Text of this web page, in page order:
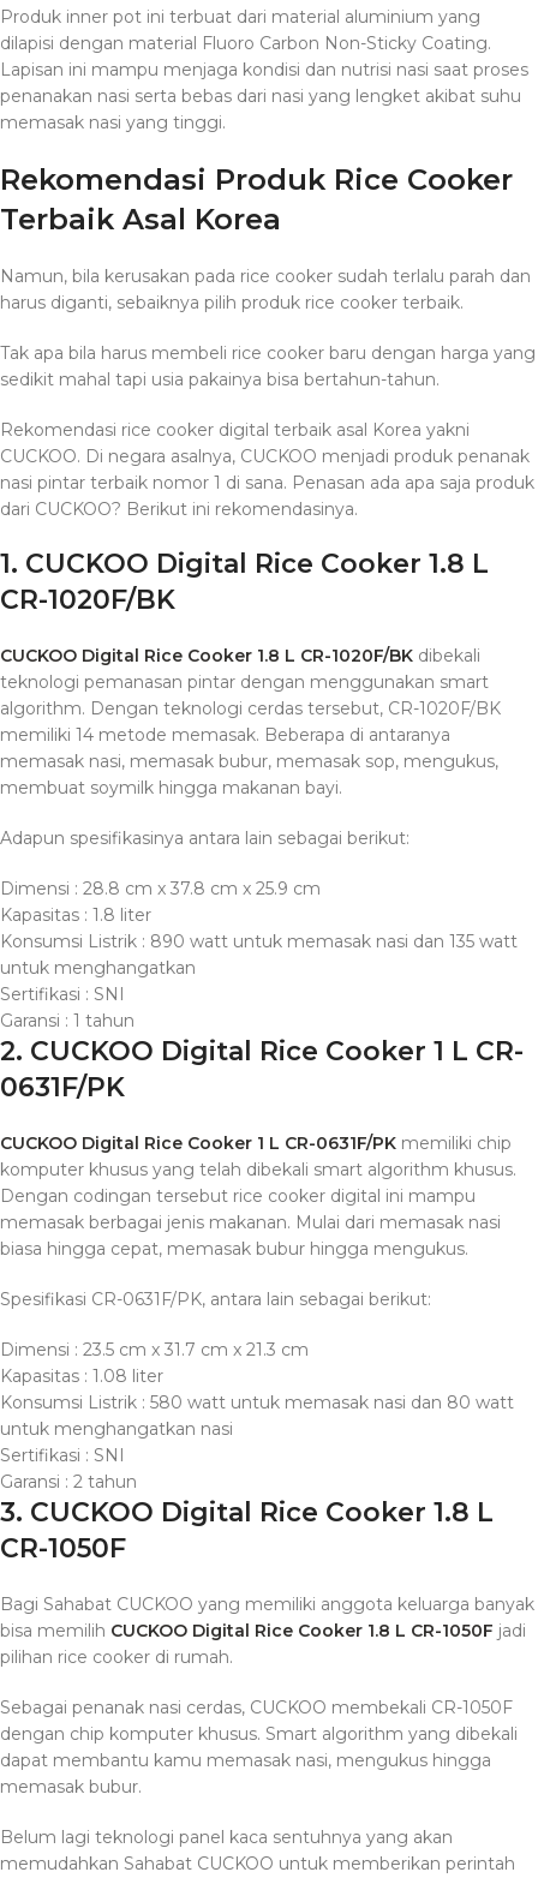
Produk inner pot ini terbuat dari material aluminium yang
dilapisi dengan material Fluoro Carbon Non-Sticky Coating.
Lapisan ini mampu menjaga kondisi dan nutrisi nasi saat proses
penanakan nasi serta bebas dari nasi yang lengket akibat suhu
memasak nasi yang tinggi.
Rekomendasi Produk Rice Cooker
Terbaik Asal Korea
Namun, bila kerusakan pada rice cooker sudah terlalu parah dan
harus diganti, sebaiknya pilih produk rice cooker terbaik.
Tak apa bila harus membeli rice cooker baru dengan harga yang
sedikit mahal tapi usia pakainya bisa bertahun-tahun.
Rekomendasi rice cooker digital terbaik asal Korea yakni
CUCKOO. Di negara asalnya, CUCKOO menjadi produk penanak
nasi pintar terbaik nomor 1 di sana. Penasan ada apa saja produk
dari CUCKOO? Berikut ini rekomendasinya.
1. CUCKOO Digital Rice Cooker 1.8 L
CR-1020F/BK
CUCKOO Digital Rice Cooker 1.8 L CR-1020F/BK dibekali
teknologi pemanasan pintar dengan menggunakan smart
algorithm. Dengan teknologi cerdas tersebut, CR-1020F/BK
memiliki 14 metode memasak. Beberapa di antaranya
memasak nasi, memasak bubur, memasak sop, mengukus,
membuat soymilk hingga makanan bayi.
Adapun spesifikasinya antara lain sebagai berikut:
Dimensi : 28.8 cm x 37.8 cm x 25.9 cm
Kapasitas : 1.8 liter
Konsumsi Listrik : 890 watt untuk memasak nasi dan 135 watt
untuk menghangatkan
Sertifikasi : SNI
Garansi : 1 tahun
2. CUCKOO Digital Rice Cooker 1 L CR-
0631F/PK
CUCKOO Digital Rice Cooker 1 L CR-0631F/PK memiliki chip
komputer khusus yang telah dibekali smart algorithm khusus.
Dengan codingan tersebut rice cooker digital ini mampu
memasak berbagai jenis makanan. Mulai dari memasak nasi
biasa hingga cepat, memasak bubur hingga mengukus.
Spesifikasi CR-0631F/PK, antara lain sebagai berikut:
Dimensi : 23.5 cm x 31.7 cm x 21.3 cm
Kapasitas : 1.08 liter
Konsumsi Listrik : 580 watt untuk memasak nasi dan 80 watt
untuk menghangatkan nasi
Sertifikasi : SNI
Garansi : 2 tahun
3. CUCKOO Digital Rice Cooker 1.8 L
CR-1050F
Bagi Sahabat CUCKOO yang memiliki anggota keluarga banyak
bisa memilih CUCKOO Digital Rice Cooker 1.8 L CR-1050F jadi
pilihan rice cooker di rumah.
Sebagai penanak nasi cerdas, CUCKOO membekali CR-1050F
dengan chip komputer khusus. Smart algorithm yang dibekali
dapat membantu kamu memasak nasi, mengukus hingga
memasak bubur.
Belum lagi teknologi panel kaca sentuhnya yang akan
memudahkan Sahabat CUCKOO untuk memberikan perintah